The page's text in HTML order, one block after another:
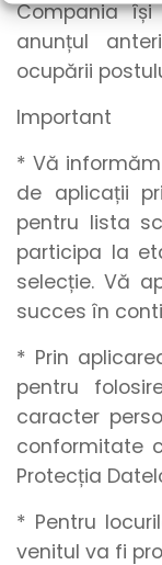
Compania
anunțul
ocupării
Important
* Vă
de aplicații
pentru lista
participa la
selecție. Vă
succes în
* Prin
pentru
caracter
conformitate
Protecția
* Pentru
venitul va fi